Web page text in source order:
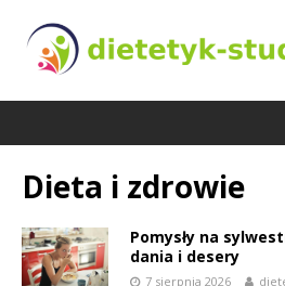
Dieta i zdrowie
Pomysły na
dania i desery
7 sierpnia 2026